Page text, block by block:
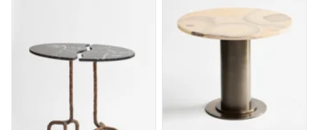
Suspension
Lampe de table